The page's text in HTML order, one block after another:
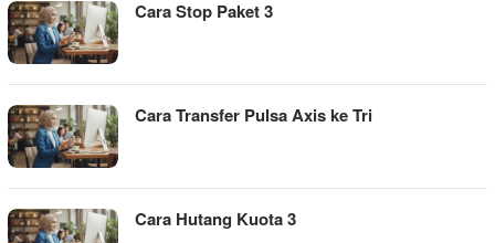
Cara Stop Paket 3
Cara Transfer Pulsa Axis ke Tri
Cara Hutang Kuota 3